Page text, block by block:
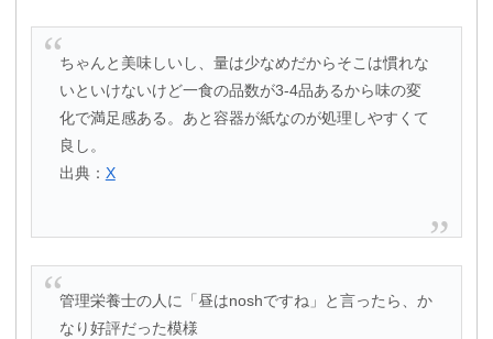
ちゃんと美味しいし、量は少なめだからそこは慣れな
いといけないけど一食の品数が3-4品あるから味の変
化で満足感ある。あと容器が紙なのが処理しやすくて
良し。
出典： X
管理栄養士の人に「昼はnoshですね」と言ったら、か
なり好評だった模様